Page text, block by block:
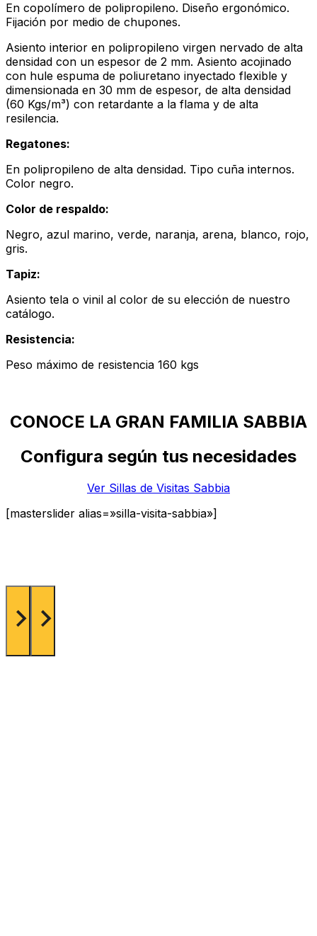
En copolímero de polipropileno. Diseño ergonómico.
Fijación por medio de chupones.
Asiento interior en polipropileno virgen nervado de alta
densidad con un espesor de 2 mm. Asiento acojinado
con hule espuma de poliuretano inyectado flexible y
dimensionada en 30 mm de espesor, de alta densidad
(60 Kgs/m³) con retardante a la flama y de alta
resilencia.
Regatones:
En polipropileno de alta densidad. Tipo cuña internos.
Color negro.
Color de respaldo:
Negro, azul marino, verde, naranja, arena, blanco, rojo,
gris.
Tapiz:
Asiento tela o vinil al color de su elección de nuestro
catálogo.
Resistencia:
Peso máximo de resistencia 160 kgs
CONOCE LA GRAN FAMILIA SABBIA
Configura según tus necesidades
Ver Sillas de Visitas Sabbia
[masterslider alias=»silla-visita-sabbia»]